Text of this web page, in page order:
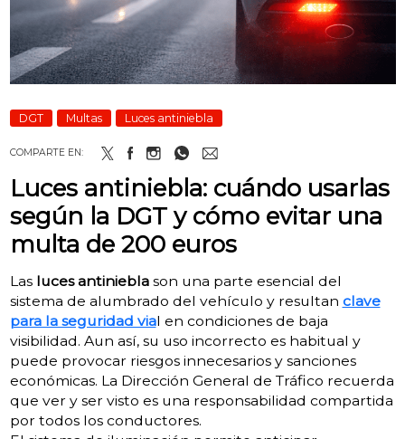
DGT Multas Luces antiniebla
COMPARTE EN:
Luces antiniebla: cuándo usarlas
según la DGT y cómo evitar una
multa de 200 euros
Las luces antinieblason una parte esencial del
sistema de alumbrado del vehículo y resultan clave
para la seguridad vial en condiciones de baja
visibilidad. Aun así, su uso incorrecto es habitual y
puede provocar riesgos innecesarios y sanciones
económicas. La Dirección General de Tráfico recuerda
que ver y ser visto es una responsabilidad compartida
por todos los conductores.